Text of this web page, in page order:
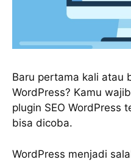
Baru pertama kali atau
WordPress? Kamu
plugin SEO WordPress
bisa dicoba.
WordPress menjadi